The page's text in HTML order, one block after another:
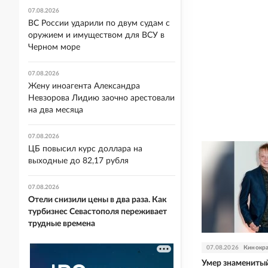
07.08.2026
Умер
07.08.2026
ВС России ударили по двум судам с
оружием и имуществом для ВСУ в
Черном море
07.08.2026
Жену иноагента Александра
Невзорова Лидию заочно арестовали
на два месяца
07.08.2026
ЦБ повысил курс доллара на
выходные до 82,17 рубля
07.08.2026
Отели снизили цены в два раза. Как
турбизнес Севастополя переживает
трудные времена